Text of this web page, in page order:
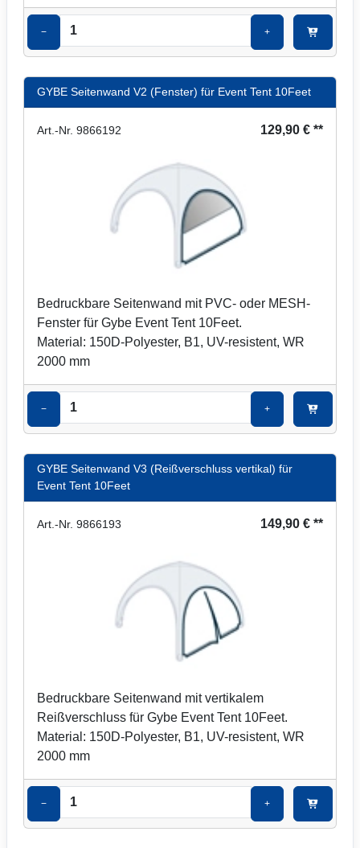
− +
GYBE Seitenwand V2 (Fenster) für Event Tent 10Feet
Art.-Nr. 9866192 129,90 € **
Bedruckbare Seitenwand mit PVC- oder MESH-
Fenster für Gybe Event Tent 10Feet.
Material: 150D-Polyester, B1, UV-resistent, WR
2000 mm
− +
GYBE Seitenwand V3 (Reißverschluss vertikal) für
Event Tent 10Feet
Art.-Nr. 9866193 149,90 € **
Bedruckbare Seitenwand mit vertikalem
Reißverschluss für Gybe Event Tent 10Feet.
Material: 150D-Polyester, B1, UV-resistent, WR
2000 mm
− +